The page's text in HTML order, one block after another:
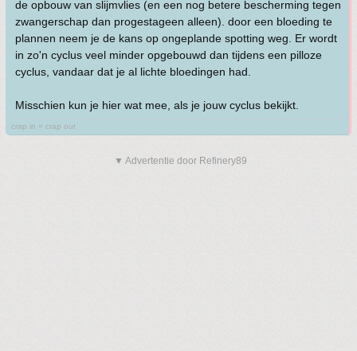
de opbouw van slijmvlies (en een nog betere bescherming tegen
zwangerschap dan progestageen alleen). door een bloeding te
plannen neem je de kans op ongeplande spotting weg. Er wordt
in zo'n cyclus veel minder opgebouwd dan tijdens een pilloze
cyclus, vandaar dat je al lichte bloedingen had.
Misschien kun je hier wat mee, als je jouw cyclus bekijkt.
crap in = crap out
▼ Advertentie door Refinery89